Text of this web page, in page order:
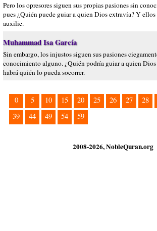
Pero los opresores siguen sus propias pasiones sin
pues ¿Quién puede guiar a quien Dios extravía? Y
auxilie.
Muhammad Isa García
Sin embargo, los injustos siguen sus pasiones
conocimiento alguno. ¿Quién podría guiar a quien
habrá quién lo pueda socorrer.
0 5 10 15 20 25 26 27 28
39
44 49 54 59
2008-2026, NobleQuran.org